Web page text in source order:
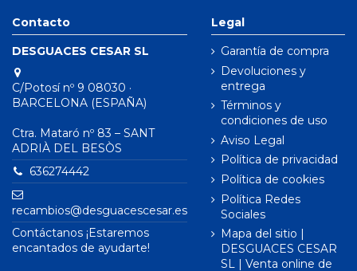
Contacto
DESGUACES CESAR SL
C/Potosí nº 9 08030 ·
BARCELONA (ESPAÑA)
Ctra. Mataró nº 83 – SANT
ADRIÀ DEL BESÒS
636274442
recambios@desguacescesar.es
Contáctanos ¡Estaremos
encantados de ayudarte!
Legal
Garantía de compra
Devoluciones y
entrega
Términos y
condiciones de uso
Aviso Legal
Política de privacidad
Política de cookies
Política Redes
Sociales
Mapa del sitio |
DESGUACES CESAR
SL | Venta online de